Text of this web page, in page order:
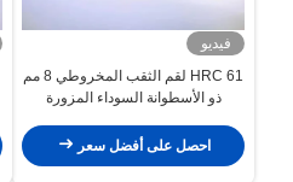
فيديو
HRC 61 لقم الثقب المخروطي 8 مم
ذو الأسطوانة السوداء المزورة
احصل على أفضل سعر